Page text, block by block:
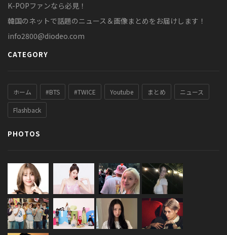
K-POPファンなら必見！
韓国のネットで話題のニュース＆画像まとめをお届けします！
info2800@diodeo.com
CATEGORY
ホーム #BTS #TWICE Youtube まとめ ニュース
Flashback
PHOTOS